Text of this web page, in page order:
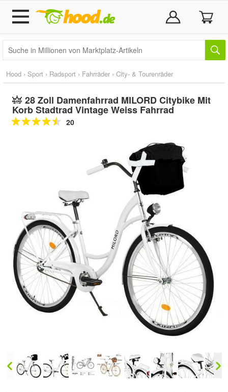
Hood › Sport › Radsport › Fahrräder › City- & Tourenräder
28 Zoll Damenfahrrad MILORD Citybike Mit
Korb Stadtrad Vintage Weiss Fahrrad
20